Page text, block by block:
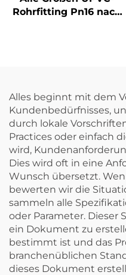
Rohrfitting Pn16 nach
Alles beginnt mit dem
Kundenbedürfnisses,
durch lokale
Practices oder einfach
wird,
Dies wird oft in eine
Wunsch übersetzt.
bewerten wir die
sammeln alle
oder Parameter. Dieser
ein Dokument zu
bestimmt ist und das
branchenüblichen
dieses Dokument